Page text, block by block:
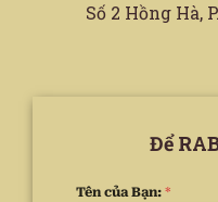
Số 2 Hồng Hà,
Để
Tên của Bạn: *